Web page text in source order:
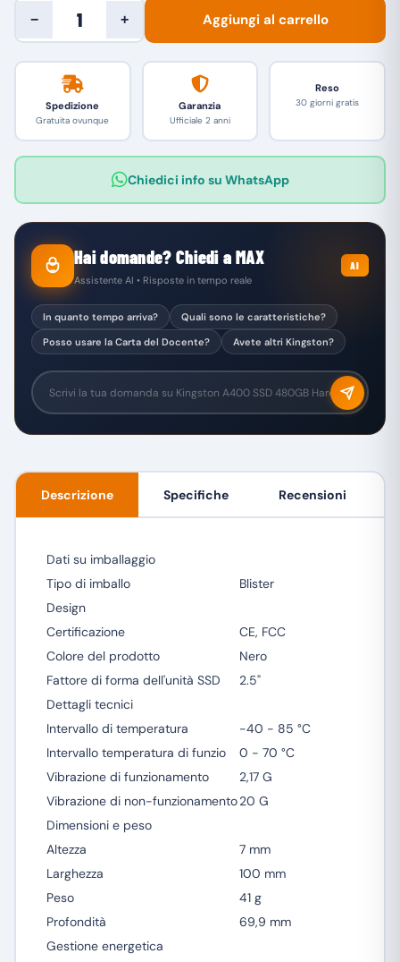
− + Aggiungi al carrello
Spedizione
Gratuita ovunque
Garanzia
Ufficiale 2 anni
Reso
30 giorni gratis
Chiedici info su WhatsApp
Hai domande? Chiedi a MAX
Assistente AI • Risposte in tempo reale
AI
In quanto tempo arriva?
Quali sono le caratteristiche?
Posso usare la Carta del Docente?
Avete altri Kingston?
Descrizione Specifiche Recensioni
Dati su imballaggio
Tipo di imballo
Blister
Design
Certificazione
CE, FCC
Colore del prodotto
Nero
Fattore di forma dell'unità SSD
2.5"
Dettagli tecnici
Intervallo di temperatura
-40 - 85 °C
Intervallo temperatura di funzio
0 - 70 °C
Vibrazione di funzionamento
2,17 G
Vibrazione di non-funzionamento20 G
Dimensioni e peso
Altezza
7 mm
Larghezza
100 mm
Peso
41 g
Profondità
69,9 mm
Gestione energetica